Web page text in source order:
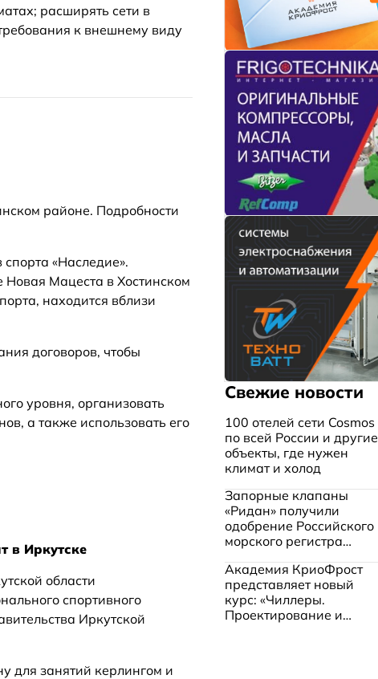
расширять сети в
к внешнему виду
районе. Подробности
«Наследие».
Новая Мацеста в Хостинском
находится вблизи
договоров, чтобы
уровня, организовать
а также использовать его
в Иркутске
области
спортивного
Иркутской
для занятий керлингом и
Свежие новости
100 отелей сети Cosmos
по всей России и другие
объекты, где нужен
климат и холод
Запорные клапаны
«Ридан» получили
одобрение Российского
морского регистра
Академия КриоФрост
представляет новый
курс: «Чиллеры.
Проектирование и